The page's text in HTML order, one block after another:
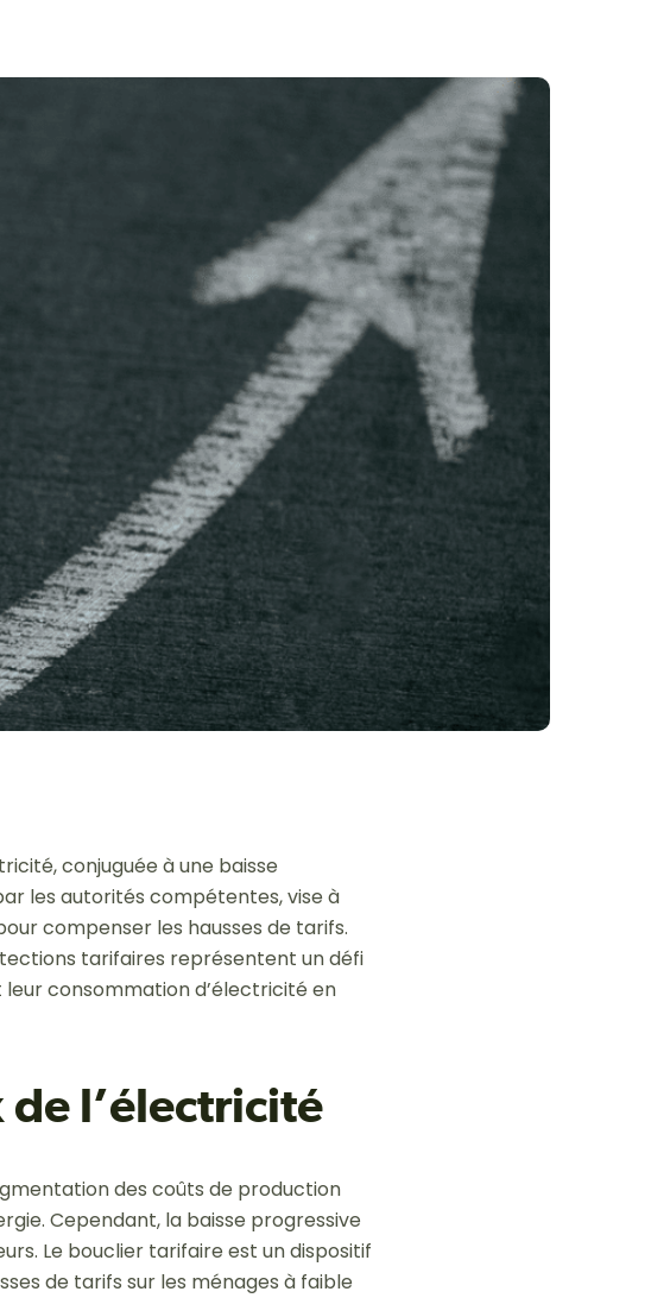
conjuguée à une baisse
les autorités compétentes, vise à
compenser les hausses de tarifs.
tarifaires représentent un défi
consommation d’électricité en
de l’électricité
des coûts de production
Cependant, la baisse progressive
Le bouclier tarifaire est un dispositif
de tarifs sur les ménages à faible